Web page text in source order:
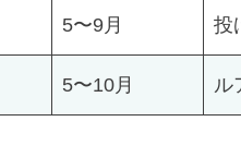
5〜9月 投
5〜10月 ル